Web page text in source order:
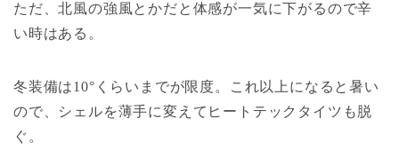
ただ、北風の強風とかだと体感が一気に下がるので辛
い時はある。
冬装備は10°くらいまでが限度。これ以上になると暑い
ので、シェルを薄手に変えてヒートテックタイツも脱
ぐ。